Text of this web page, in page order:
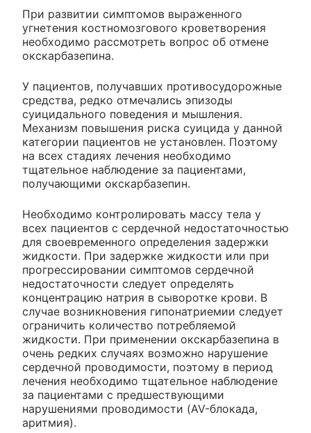
При развитии симптомов выраженного
угнетения костномозгового кроветворения
необходимо рассмотреть вопрос об отмене
окскарбазепина.
У пациентов, получавших противосудорожные
средства, редко отмечались эпизоды
суицидального поведения и мышления.
Механизм повышения риска суицида у данной
категории пациентов не установлен. Поэтому
на всех стадиях лечения необходимо
тщательное наблюдение за пациентами,
получающими окскарбазепин.
Необходимо контролировать массу тела у
всех пациентов с сердечной недостаточностью
для своевременного определения задержки
жидкости. При задержке жидкости или при
прогрессировании симптомов сердечной
недостаточности следует определять
концентрацию натрия в сыворотке крови. В
случае возникновения гипонатриемии следует
ограничить количество потребляемой
жидкости. При применении окскарбазепина в
очень редких случаях возможно нарушение
сердечной проводимости, поэтому в период
лечения необходимо тщательное наблюдение
за пациентами с предшествующими
нарушениями проводимости (AV-блокада,
аритмия).